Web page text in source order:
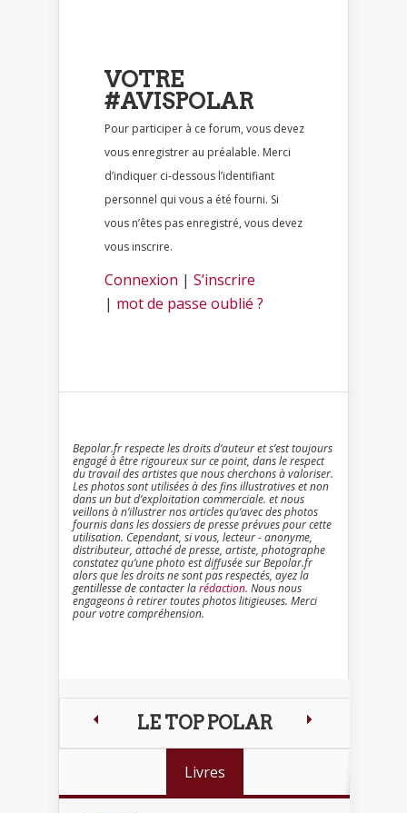
VOTRE
#AVISPOLAR
Pour participer à ce forum, vous devez
vous enregistrer au préalable. Merci
d’indiquer ci-dessous l’identifiant
personnel qui vous a été fourni. Si
vous n’êtes pas enregistré, vous devez
vous inscrire.
Connexion | S’inscrire
| mot de passe oublié ?
Bepolar.fr respecte les droits d’auteur et s’est toujours
engagé à être rigoureux sur ce point, dans le respect
du travail des artistes que nous cherchons à valoriser.
Les photos sont utilisées à des fins illustratives et non
dans un but d’exploitation commerciale. et nous
veillons à n’illustrer nos articles qu’avec des photos
fournis dans les dossiers de presse prévues pour cette
utilisation. Cependant, si vous, lecteur - anonyme,
distributeur, attaché de presse, artiste, photographe
constatez qu’une photo est diffusée sur Bepolar.fr
alors que les droits ne sont pas respectés, ayez la
gentillesse de contacter larédaction. Nous nous
engageons à retirer toutes photos litigieuses. Merci
pour votre compréhension.
LE TOP POLAR
Livres